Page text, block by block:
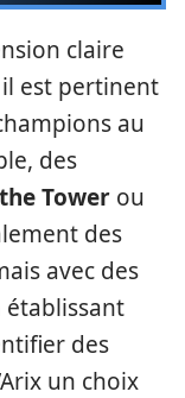
claire
il est pertinent
au
des
Tower ou
des
avec des
établissant
des
un choix